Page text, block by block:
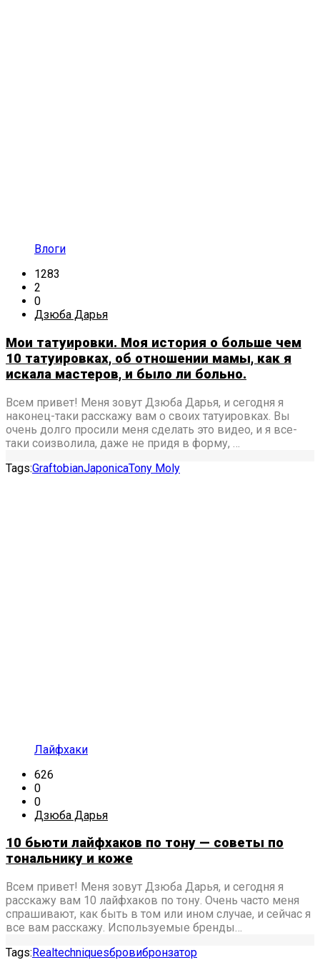
Влоги
1283
2
0
Дзюба Дарья
Мои татуировки. Моя история о больше чем
10 татуировках, об отношении мамы, как я
искала мастеров, и было ли больно.
Всем привет! Меня зовут Дзюба Дарья, и сегодня я
наконец-таки расскажу вам о своих татуировках. Вы
очень долго просили меня сделать это видео, и я все-
таки соизволила, даже не придя в форму, …
Tags:GraftobianJaponicaTony Moly
Лайфхаки
626
0
0
Дзюба Дарья
10 бьюти лайфхаков по тону — советы по
тональнику и коже
Всем привет! Меня зовут Дзюба Дарья, и сегодня я
расскажу вам 10 лайфхаков по тону. Очень часто меня
спрашивают, как быть в том или ином случае, и сейчас я
все вам расскажу. Используемые бренды…
Tags: Realtechniquesбровибронзатор